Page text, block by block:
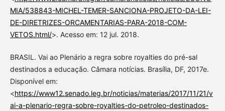
MIA/538843-MICHEL-TEMER-SANCIONA-PROJETO-DA-LEI-
DE-DIRETRIZES-ORCAMENTARIAS-PARA-2018-COM-
VETOS.html/>. Acesso em: 12 jul. 2018.
BRASIL. Vai ao Plenário a regra sobre royalties do pré-sal
destinados a educação. Câmara notícias. Brasília, DF, 2017e.
Disponível em:
<https://www12.senado.leg.br/noticias/materias/2017/11/21/v
ai-a-plenario-regra-sobre-royalties-do-petroleo-destinados-